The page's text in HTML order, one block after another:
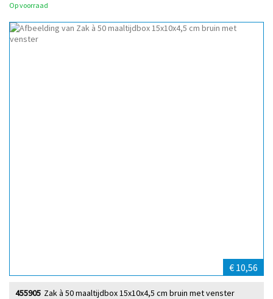
Op voorraad
€ 10,56
Zak à 50 maaltijdbox 15x10x4,5 cm bruin met venster
455905